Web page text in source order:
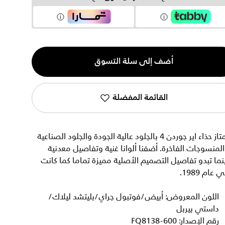
أضف إلى سلة التسوق
القائمة المفضلة
يمتاز حذاء اير جوردن 4 بالجلود عالية الجودة والجلود الصناعية
الفاخرة. أضفنا ألوانا غنية وتفاصيل معدنية
تبدو تفاصيل التصميم الأصلية مميزة تماما كما كانت
عام 1989.
اللون المعروض: أبيض/فوتبول جراي/بليتشد ليلاك/
داستي بيربل
رقم الإصدار: FQ8138-600